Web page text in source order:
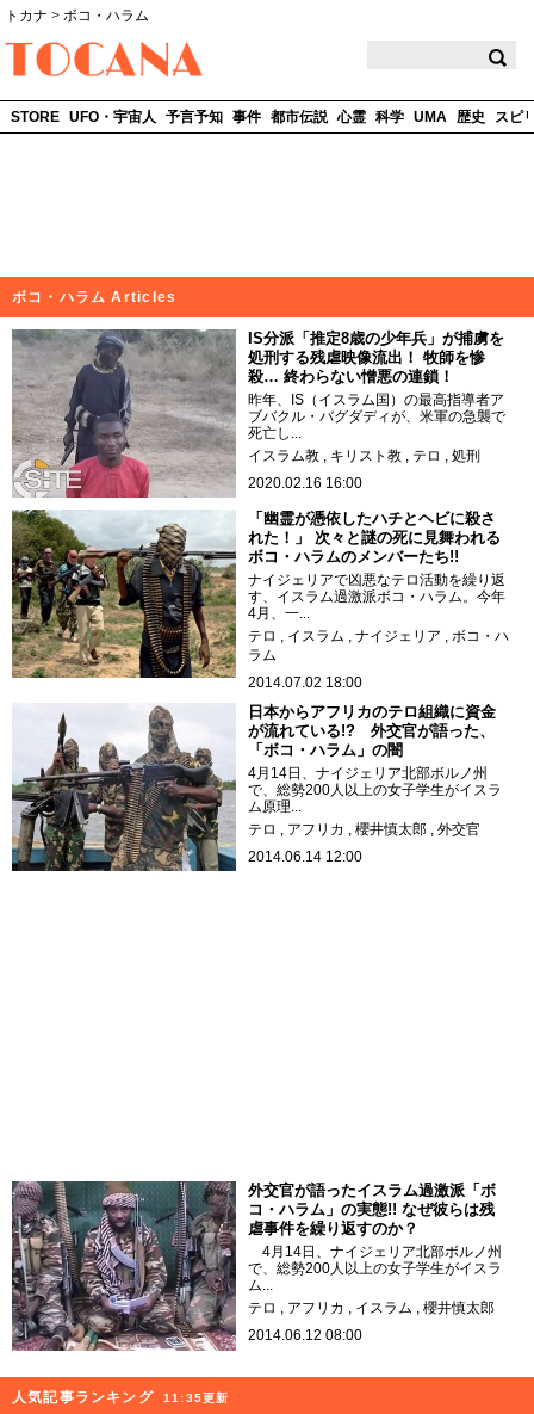
トカナ > ボコ・ハラム
STORE UFO・宇宙人 予言予知 事件 都市伝説 心霊 科学 UMA 歴史 スピ
ボコ・ハラム Articles
IS分派「推定8歳の少年兵」が捕虜を
処刑する残虐映像流出！ 牧師を惨
殺… 終わらない憎悪の連鎖！
昨年、IS（イスラム国）の最高指導者ア
ブバクル・バグダディが、米軍の急襲で
死亡し...
イスラム教
キリスト教 テロ
処刑
2020.02.16 16:00
「幽霊が憑依したハチとヘビに殺さ
れた！」 次々と謎の死に見舞われる
ボコ・ハラムのメンバーたち!!
ナイジェリアで凶悪なテロ活動を繰り返
す、イスラム過激派ボコ・ハラム。今年
4月、一...
テロ
イスラム ナイジェリア
ボコ・ハ
ラム
2014.07.02 18:00
日本からアフリカのテロ組織に資金
が流れている!? 外交官が語った、
「ボコ・ハラム」の闇
4月14日、ナイジェリア北部ボルノ州
で、総勢200人以上の女子学生がイスラ
ム原理...
テロ
アフリカ 櫻井慎太郎
外交官
2014.06.14 12:00
外交官が語ったイスラム過激派「ボ
コ・ハラム」の実態!! なぜ彼らは残
虐事件を繰り返すのか？
4月14日、ナイジェリア北部ボルノ州
で、総勢200人以上の女子学生がイスラ
ム...
テロ
アフリカ イスラム
櫻井慎太郎
2014.06.12 08:00
人気記事ランキング 11:35更新